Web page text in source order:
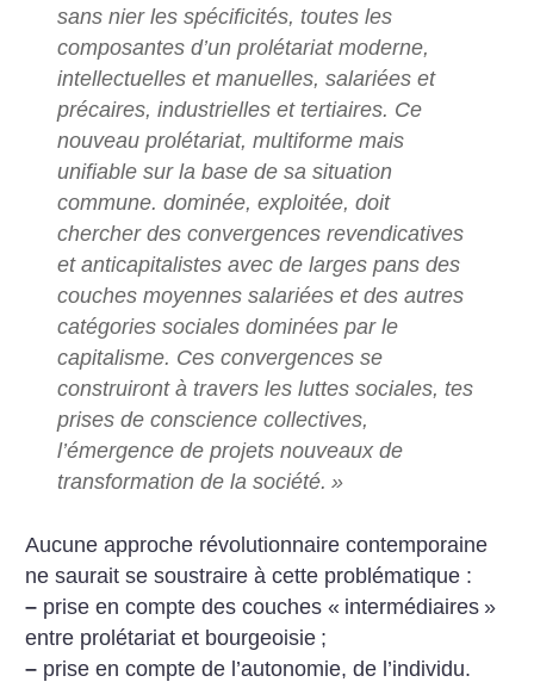
sans nier les spécificités, toutes les
composantes d’un prolétariat moderne,
intellectuelles et manuelles, salariées et
précaires, industrielles et tertiaires. Ce
nouveau prolétariat, multiforme mais
unifiable sur la base de sa situation
commune. dominée, exploitée, doit
chercher des convergences revendicatives
et anticapitalistes avec de larges pans des
couches moyennes salariées et des autres
catégories sociales dominées par le
capitalisme. Ces convergences se
construiront à travers les luttes sociales, tes
prises de conscience collectives,
l’émergence de projets nouveaux de
transformation de la société. »
Aucune approche révolutionnaire contemporaine
ne saurait se soustraire à cette problématique :
– prise en compte des couches « intermédiaires »
entre prolétariat et bourgeoisie ;
– prise en compte de l’autonomie, de l’individu.